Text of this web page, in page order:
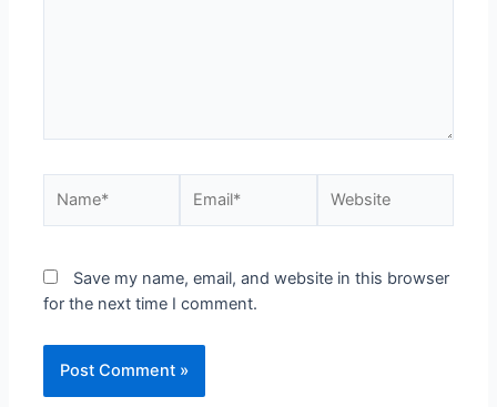
Save my name, email, and website in this browser
for the next time I comment.